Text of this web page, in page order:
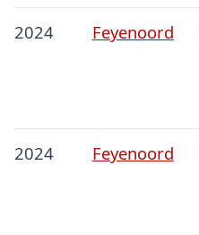
2024 Feyenoord
2024 Feyenoord